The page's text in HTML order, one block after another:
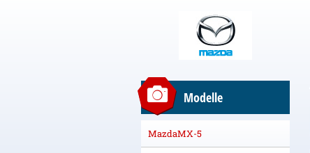
Modelle
MazdaMX-5